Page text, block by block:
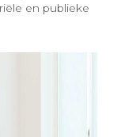
en publieke